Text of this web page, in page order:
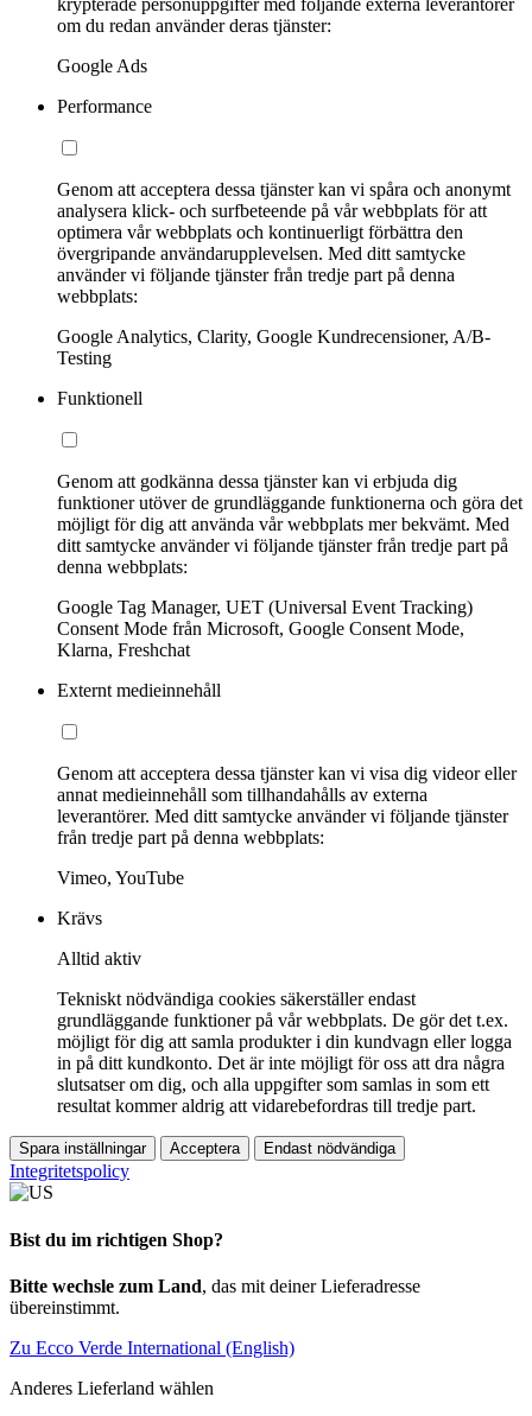
krypterade personuppgifter med följande externa leverantörer
om du redan använder deras tjänster:
Google Ads
Performance
Genom att acceptera dessa tjänster kan vi spåra och anonymt
analysera klick- och surfbeteende på vår webbplats för att
optimera vår webbplats och kontinuerligt förbättra den
övergripande användarupplevelsen. Med ditt samtycke
använder vi följande tjänster från tredje part på denna
webbplats:
Google Analytics, Clarity, Google Kundrecensioner, A/B-
Testing
Funktionell
Genom att godkänna dessa tjänster kan vi erbjuda dig
funktioner utöver de grundläggande funktionerna och göra det
möjligt för dig att använda vår webbplats mer bekvämt. Med
ditt samtycke använder vi följande tjänster från tredje part på
denna webbplats:
Google Tag Manager, UET (Universal Event Tracking)
Consent Mode från Microsoft, Google Consent Mode,
Klarna, Freshchat
Externt medieinnehåll
Genom att acceptera dessa tjänster kan vi visa dig videor eller
annat medieinnehåll som tillhandahålls av externa
leverantörer. Med ditt samtycke använder vi följande tjänster
från tredje part på denna webbplats:
Vimeo, YouTube
Krävs
Alltid aktiv
Tekniskt nödvändiga cookies säkerställer endast
grundläggande funktioner på vår webbplats. De gör det t.ex.
möjligt för dig att samla produkter i din kundvagn eller logga
in på ditt kundkonto. Det är inte möjligt för oss att dra några
slutsatser om dig, och alla uppgifter som samlas in som ett
resultat kommer aldrig att vidarebefordras till tredje part.
Spara inställningar Acceptera Endast nödvändiga
Integritetspolicy
Bist du im richtigen Shop?
Bitte wechsle zum Land, das mit deiner Lieferadresse
übereinstimmt.
Zu Ecco Verde International (English)
Anderes Lieferland wählen